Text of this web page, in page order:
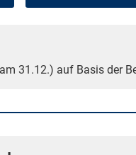
31.12.) auf Basis der